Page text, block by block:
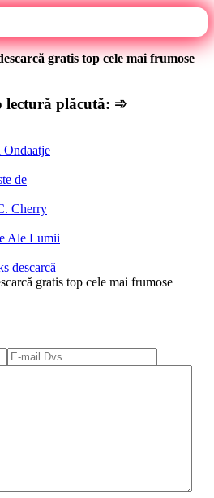
gratis top cele mai frumose
lectură plăcută: ➾
Ondaatje
de
Cherry
Ale Lumii
descarcă
gratis top cele mai frumose